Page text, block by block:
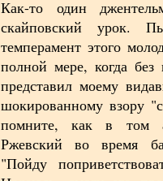
Как-то один
скайповский урок.
темперамент этого
полной мере, когда
представил моему
шокированному взору
помните, как в том
Ржевский во время
"Пойду